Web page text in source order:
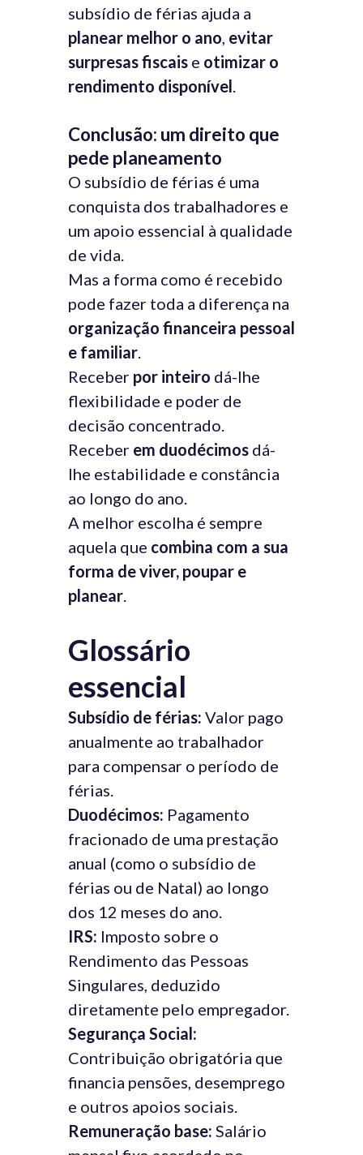
subsídio de férias ajuda a
planear melhor o ano, evitar
surpresas fiscais e otimizar o
rendimento disponível .
Conclusão: um direito que
pede planeamento
O subsídio de férias é uma
conquista dos trabalhadores e
um apoio essencial à qualidade
de vida.
Mas a forma como é recebido
pode fazer toda a diferença na
organização financeira pessoal
e familiar.
Receber por inteiro dá-lhe
flexibilidade e poder de
decisão concentrado.
Receber em duodécimos dá-
lhe estabilidade e constância
ao longo do ano.
A melhor escolha é sempre
aquela que combina com a sua
forma de viver, poupar e
planear.
Glossário
essencial
Subsídio de férias: Valor pago
anualmente ao trabalhador
para compensar o período de
férias.
Duodécimos: Pagamento
fracionado de uma prestação
anual (como o subsídio de
férias ou de Natal) ao longo
dos 12 meses do ano.
IRS: Imposto sobre o
Rendimento das Pessoas
Singulares, deduzido
diretamente pelo empregador.
Segurança Social:
Contribuição obrigatória que
financia pensões, desemprego
e outros apoios sociais.
Remuneração base: Salário